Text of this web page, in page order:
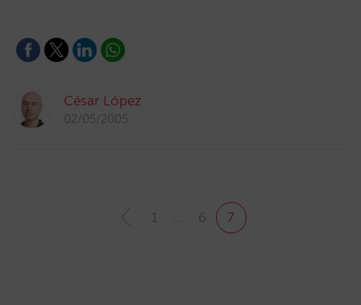
César López
02/05/2005
1 6 7